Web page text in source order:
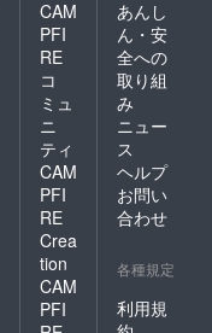
CAM
PFI
RE
コ
ミュ
ニ
ティ
CAM
PFI
RE
Crea
tion
CAM
PFI
あんし
ん・安
全への
取り組
み
ニュー
ス
ヘルプ
お問い
合わせ
各種規定
利用規